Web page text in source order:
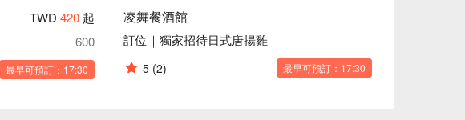
葉香氣四溢
入味
TWD 420 起
600
最早可預訂：17:30
凌舞餐酒館
訂位｜獨家招待日式唐揚雞
5 (2) 最早可預訂：17:30